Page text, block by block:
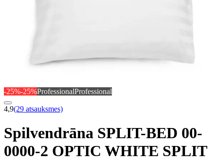
-25%-25%ProfessionalProfessional
4,9(29 atsauksmes)
Spilvendrāna SPLIT-BED 00-
0000-2 OPTIC WHITE SPLIT